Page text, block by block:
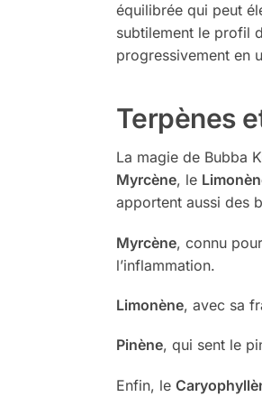
équilibrée qui peut
subtilement le profil
progressivement en
Terpènes
La magie de Bubba
Myrcène, le
apportent aussi des
Myrcène, connu
l’inflammation.
Limonène, avec sa
Pinène, qui sent le
Enfin, le